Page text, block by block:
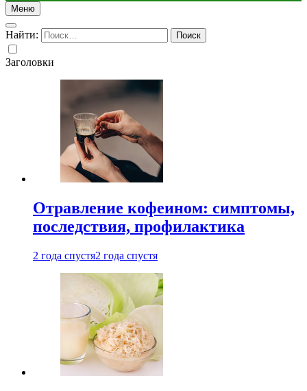
Меню
Найти:
Заголовки
Отравление кофеином: симптомы,
последствия, профилактика
2 года спустя2 года спустя